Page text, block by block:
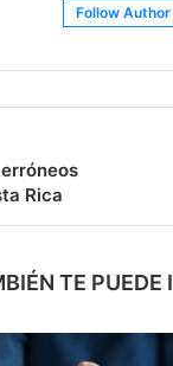
Follow Author
Rica
TE PUEDE